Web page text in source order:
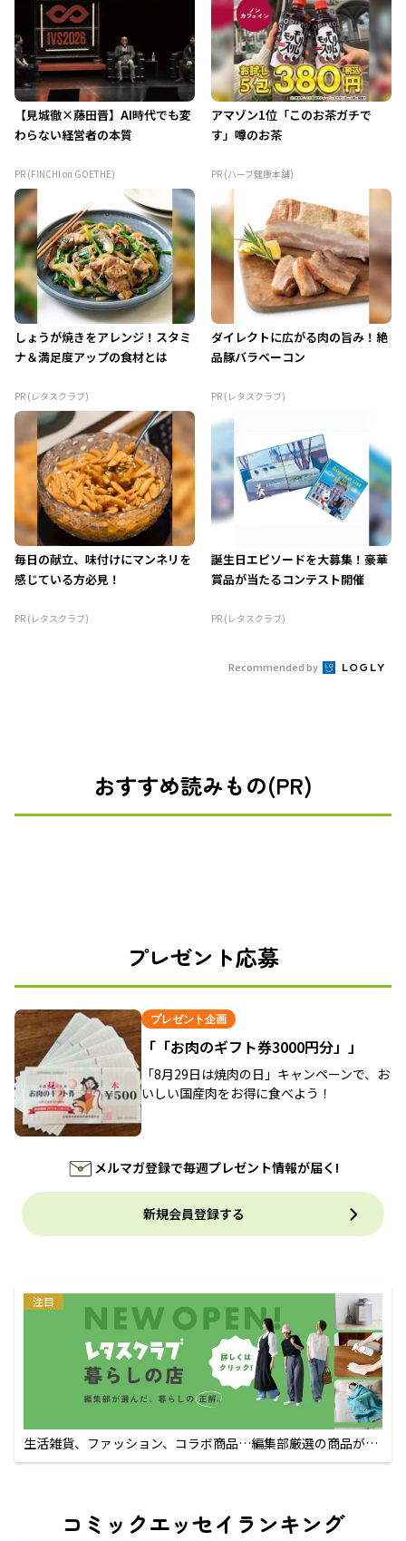
【見城徹×藤田晋】AI時代でも変
わらない経営者の本質
PR (FINCHI on GOETHE)
アマゾン1位「このお茶ガチで
す」噂のお茶
PR (ハーブ健康本舗)
しょうが焼きをアレンジ！スタミ
ナ＆満足度アップの食材とは
PR (レタスクラブ)
ダイレクトに広がる肉の旨み！絶
品豚バラベーコン
PR (レタスクラブ)
毎日の献立、味付けにマンネリを
感じている方必見！
PR (レタスクラブ)
誕生日エピソードを大募集！豪華
賞品が当たるコンテスト開催
PR (レタスクラブ)
Recommended by
おすすめ読みもの(PR)
プレゼント応募
プレゼント企画
「「お肉のギフト券3000円分」」
「8月29日は焼肉の日」キャンペーンで、お
いしい国産肉をお得に食べよう！
メルマガ登録で毎週プレゼント情報が届く!
新規会員登録する
注目
生活雑貨、ファッション、コラボ商品…編集部厳選の商品が買
えるECサイト
コミックエッセイランキング